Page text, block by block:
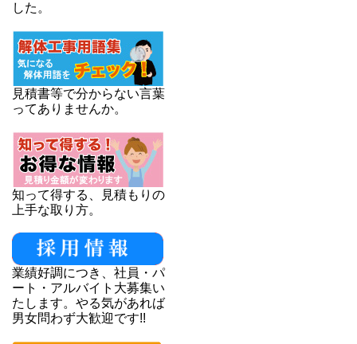
した。
見積書等で分からない言葉
ってありませんか。
知って得する、見積もりの
上手な取り方。
業績好調につき、社員・パ
ート・アルバイト大募集い
たします。やる気があれば
男女問わず大歓迎です!!